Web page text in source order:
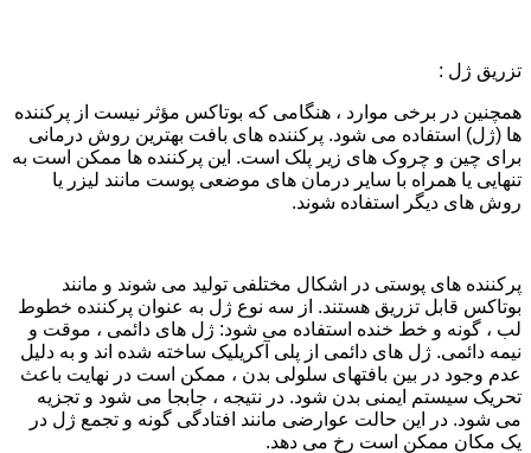
تزریق ژل :
همچنین در برخی موارد ، هنگامی که بوتاکس مؤثر نیست از پرکننده
ها (ژل) استفاده می شود. پرکننده های بافت بهترین روش درمانی
برای چین و چروک های زیر پلک است. این پرکننده ها ممکن است به
تنهایی یا همراه با سایر درمان های موضعی پوست مانند لیزر یا
روش های دیگر استفاده شوند.
پرکننده های پوستی در اشکال مختلفی تولید می شوند و مانند
بوتاکس قابل تزریق هستند. از سه نوع ژل به عنوان پرکننده خطوط
لب ، گونه و خط خنده استفاده می شود: ژل های دائمی ، موقت و
نیمه دائمی. ژل های دائمی از پلی آکریلیک ساخته شده اند و به دلیل
عدم وجود در بین بافتهای سلولی بدن ، ممکن است در نهایت باعث
تحریک سیستم ایمنی بدن شود. در نتیجه ، جابجا می شود و تجزیه
می شود. در این حالت عوارضی مانند افتادگی گونه و تجمع ژل در
یک مکان ممکن است رخ می دهد.